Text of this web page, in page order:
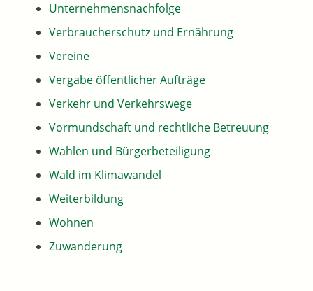
Unternehmensnachfolge
Verbraucherschutz und Ernährung
Vereine
Vergabe öffentlicher Aufträge
Verkehr und Verkehrswege
Vormundschaft und rechtliche Betreuung
Wahlen und Bürgerbeteiligung
Wald im Klimawandel
Weiterbildung
Wohnen
Zuwanderung